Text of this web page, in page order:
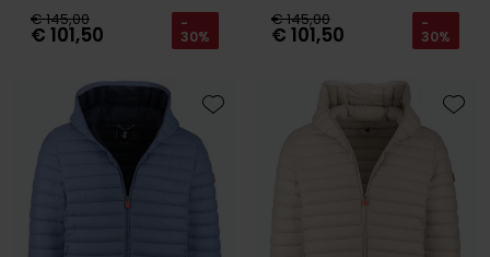
€ 145,00
€ 101,50 -
30%
€ 145,00
€ 101,50 -
30%
Toevoegen aan favorieten